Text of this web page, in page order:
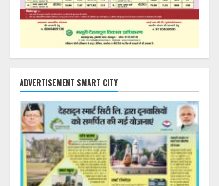
ADVERTISEMENT SMART CITY